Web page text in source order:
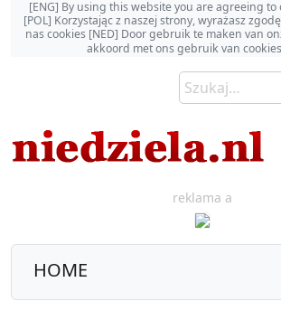
[ENG] By using this website you are agreeing to
[POL] Korzystając z naszej strony, wyrażasz
nas cookies [NED] Door gebruik te maken van
akkoord met ons gebruik van
reklama a
HOME